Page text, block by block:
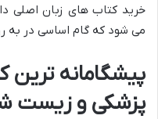
خرید کتاب های زبان اصلی
می شود که گام اساسی در به
پیشگامانه ترین
پزشکی و زیست